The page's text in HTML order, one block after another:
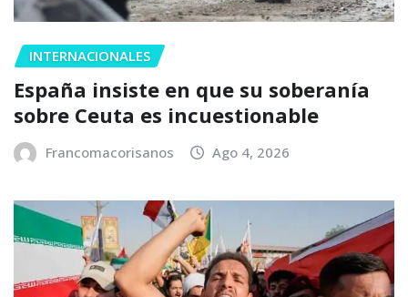
INTERNACIONALES
España insiste en que su soberanía
sobre Ceuta es incuestionable
Francomacorisanos Ago 4, 2026